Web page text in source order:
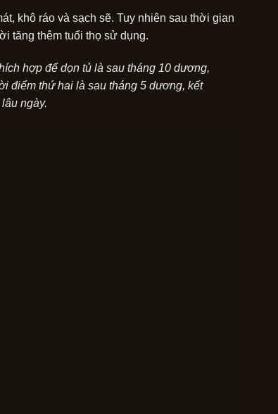
khô ráo và sạch sẽ. Tuy nhiên sau thời gian
tăng thêm tuổi thọ sử dụng.
hợp để dọn tủ là sau tháng 10 dương,
điểm thứ hai là sau tháng 5 dương, kết
ngày.